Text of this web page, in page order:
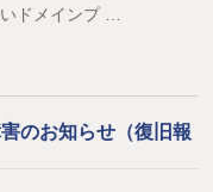
ドメインプ …
のお知らせ（復旧報